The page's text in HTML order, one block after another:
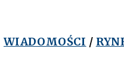
WIADOMOŚCI /